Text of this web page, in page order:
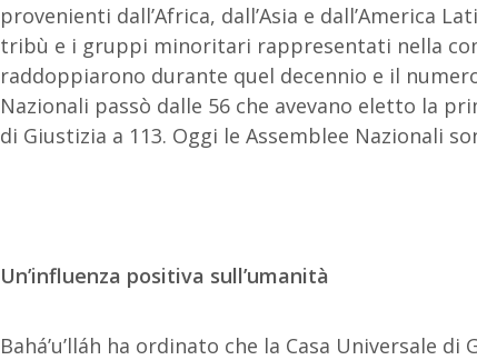
provenienti dall’Africa, dall’Asia e dall’America
tribù e i gruppi minoritari rappresentati nella
raddoppiarono durante quel decennio e il
Nazionali passò dalle 56 che avevano eletto la
di Giustizia a 113. Oggi le Assemblee Nazionali
Un’influenza positiva sull’umanità
Bahá’u’lláh ha ordinato che la Casa Universale di